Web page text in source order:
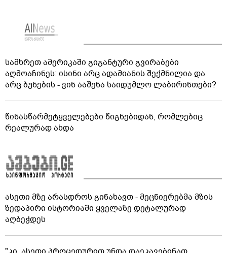
სამხრეთ ამერიკაში გიგანტური გვირაბები
აღმოაჩინეს: ისინი არც ადამიანის შექმნილია და
არც ბუნების - ვინ ააშენა საიდუმლო ლაბირინთები?
წინასწარმეტყველებები წიგნებიდან, რომლებიც
რეალურად ახდა
ასეთი მზე არასდროს გინახავთ - მეცნიერებმა მზის
ზედაპირი ისტორიაში ყველაზე დეტალურად
აღბეჭდეს